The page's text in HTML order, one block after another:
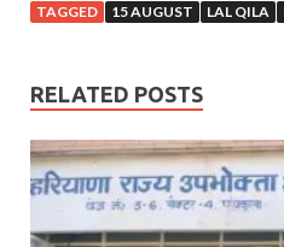
TAGGED 15 AUGUST LAL QILA
RELATED POSTS